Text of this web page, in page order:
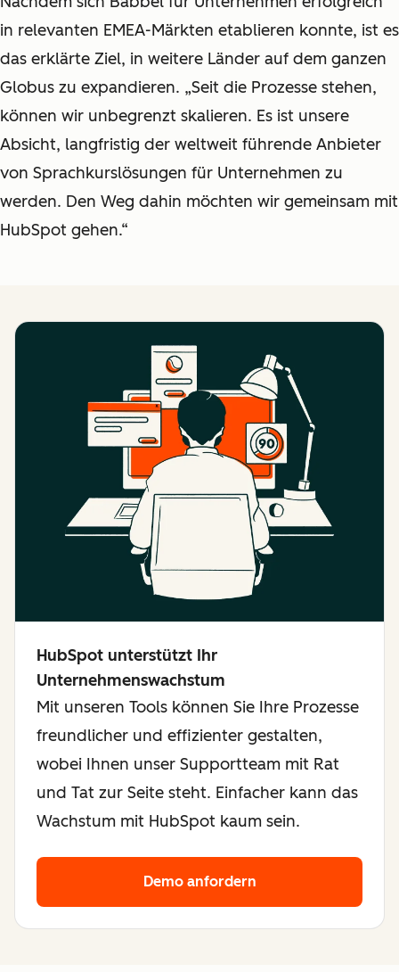
in relevanten EMEA-Märkten etablieren konnte, ist es
das erklärte Ziel, in weitere Länder auf dem ganzen
Globus zu expandieren. „Seit die Prozesse stehen,
können wir unbegrenzt skalieren. Es ist unsere
Absicht, langfristig der weltweit führende Anbieter
von Sprachkurslösungen für Unternehmen zu
werden. Den Weg dahin möchten wir gemeinsam mit
HubSpot gehen.“
HubSpot unterstützt Ihr
Unternehmenswachstum
Mit unseren Tools können Sie Ihre Prozesse
freundlicher und effizienter gestalten,
wobei Ihnen unser Supportteam mit Rat
und Tat zur Seite steht. Einfacher kann das
Wachstum mit HubSpot kaum sein.
Demo anfordern